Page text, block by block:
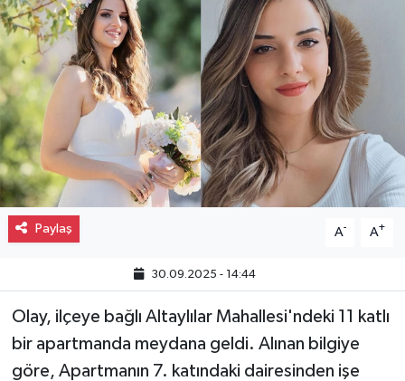
Paylaş A- A+
30.09.2025 - 14:44
Olay, ilçeye bağlı Altaylılar Mahallesi'ndeki 11 katlı
bir apartmanda meydana geldi. Alınan bilgiye
göre, Apartmanın 7. katındaki dairesinden işe
Magazin
Gayrimenkul
Spor
Eğitim